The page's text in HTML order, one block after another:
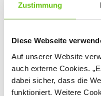
Zustimmung
Diese Webseite
Auf unserer Website
auch externe Cookies.
dabei sicher, dass die
funktioniert. Weitere